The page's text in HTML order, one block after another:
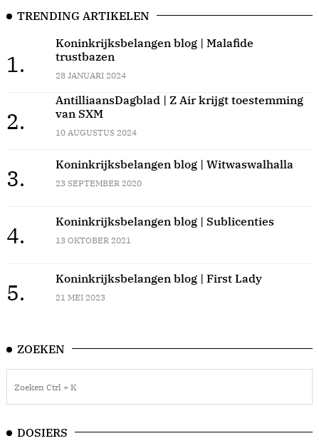
TRENDING ARTIKELEN
1.
Koninkrijksbelangen blog | Malafide
trustbazen
28 JANUARI 2024
2.
AntilliaansDagblad | Z Air krijgt toestemming
van SXM
10 AUGUSTUS 2024
3.
Koninkrijksbelangen blog | Witwaswalhalla
23 SEPTEMBER 2020
4.
Koninkrijksbelangen blog | Sublicenties
13 OKTOBER 2021
5.
Koninkrijksbelangen blog | First Lady
21 MEI 2023
ZOEKEN
DOSIERS